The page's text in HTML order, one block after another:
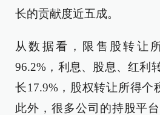
长的贡献度近五成。
从数据看，限售股转让
96.2%，利息、股息、红利
长17.9%，股权转让所得个
此外，很多公司的持股平